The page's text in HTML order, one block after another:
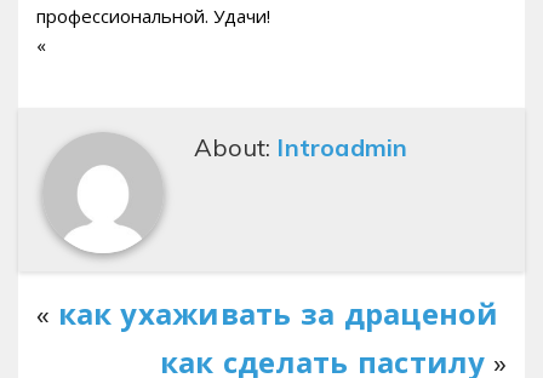
профессиональной. Удачи!
«
About: Introadmin
« как ухаживать за драценой
как сделать пастилу »